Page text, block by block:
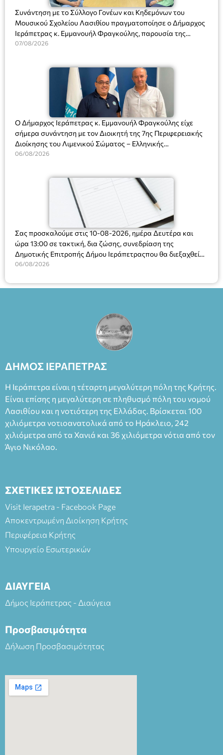
Συνάντηση με το Σύλλογο Γονέων και Κηδεμόνων του
Μουσικού Σχολείου Λασιθίου πραγματοποίησε ο Δήμαρχος
Ιεράπετρας κ. Εμμανουήλ Φραγκούλης, παρουσία της
Διευθύντριας του σχολείου κας Μαριάννας Χαΐτα.
07/08/2026
Ο Δήμαρχος Ιεράπετρας κ. Εμμανουήλ Φραγκούλης είχε
σήμερα συνάντηση με τον Διοικητή της 7ης Περιφερειακής
Διοίκησης του Λιμενικού Σώματος – Ελληνικής
Ακτοφυλακής (Λ.Σ.-ΕΛ.ΑΚΤ.), Αρχιπλοίαρχο Λ.Σ. κ. Ιωάννη
06/08/2026
Σας προσκαλούμε στις 10-08-2026, ημέρα Δευτέρα και
ώρα 13:00 σε τακτική, δια ζώσης, συνεδρίαση της
Δημοτικής Επιτροπής Δήμου Ιεράπετραςπου θα διεξαχθεί
στο Δημοτικό Κατάστημα, Δημοκρατίας 31 στην αίθουσα
και λήψη αποφάσεων στα παρακάτω θέματα:
06/08/2026
ΔΗΜΟΣ ΙΕΡΑΠΕΤΡΑΣ
Η Ιεράπετρα είναι η τέταρτη μεγαλύτερη πόλη της Κρήτης.
Είναι επίσης η μεγαλύτερη σε πληθυσμό πόλη του νομού
Λασιθίου και η νοτιότερη της Ελλάδας. Βρίσκεται 100
χιλιόμετρα νοτιοανατολικά από το Ηράκλειο, 242
χιλιόμετρα από τα Χανιά και 36 χιλιόμετρα νότια από τον
Άγιο Νικόλαο.
ΣΧΕΤΙΚΕΣ ΙΣΤΟΣΕΛΙΔΕΣ
Visit Ierapetra - Facebook Page
Αποκεντρωμένη Διοίκηση Κρήτης
Περιφέρεια Κρήτης
Υπουργείο Εσωτερικών
ΔΙΑΥΓΕΙΑ
Δήμος Ιεράπετρας - Διαύγεια
Προσβασιμότητα
Δήλωση Προσβασιμότητας